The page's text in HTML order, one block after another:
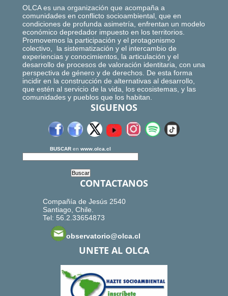
OLCA es una organización que acompaña a
comunidades en conflicto socioambiental, que en
condiciones de profunda asimetría, enfrentan un modelo
económico depredador impuesto en los territorios.
Promovemos la participación y el protagonismo
colectivo, la sistematización y el intercambio de
experiencias y conocimientos, la articulación y el
desarrollo de procesos de valoración identitaria, con una
perspectiva de género y de derechos. De esta forma
incidir en la construcción de alternativas al desarrollo,
que estén al servicio de la vida, los ecosistemas, y las
comunidades y pueblos que los habitan.
SIGUENOS
BUSCAR en www.olca.cl
CONTACTANOS
Compañía de Jesús 2540
Santiago, Chile.
Tel: 56.2.33654873
observatorio@olca.cl
UNETE AL OLCA